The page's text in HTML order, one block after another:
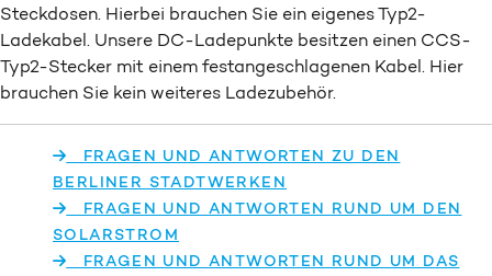
Steckdosen. Hierbei brauchen Sie ein eigenes Typ2-
Ladekabel. Unsere DC-Ladepunkte besitzen einen CCS-
Typ2-Stecker mit einem festangeschlagenen Kabel. Hier
brauchen Sie kein weiteres Ladezubehör.
FRAGEN UND ANTWORTEN ZU DEN
BERLINER STADTWERKEN
FRAGEN UND ANTWORTEN RUND UM DEN
SOLARSTROM
FRAGEN UND ANTWORTEN RUND UM DAS